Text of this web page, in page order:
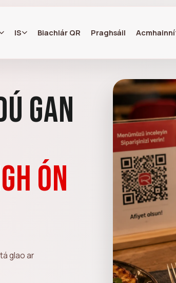
IS Biachlár QR Praghsáil Acmhainní
gan
ón
glao ar